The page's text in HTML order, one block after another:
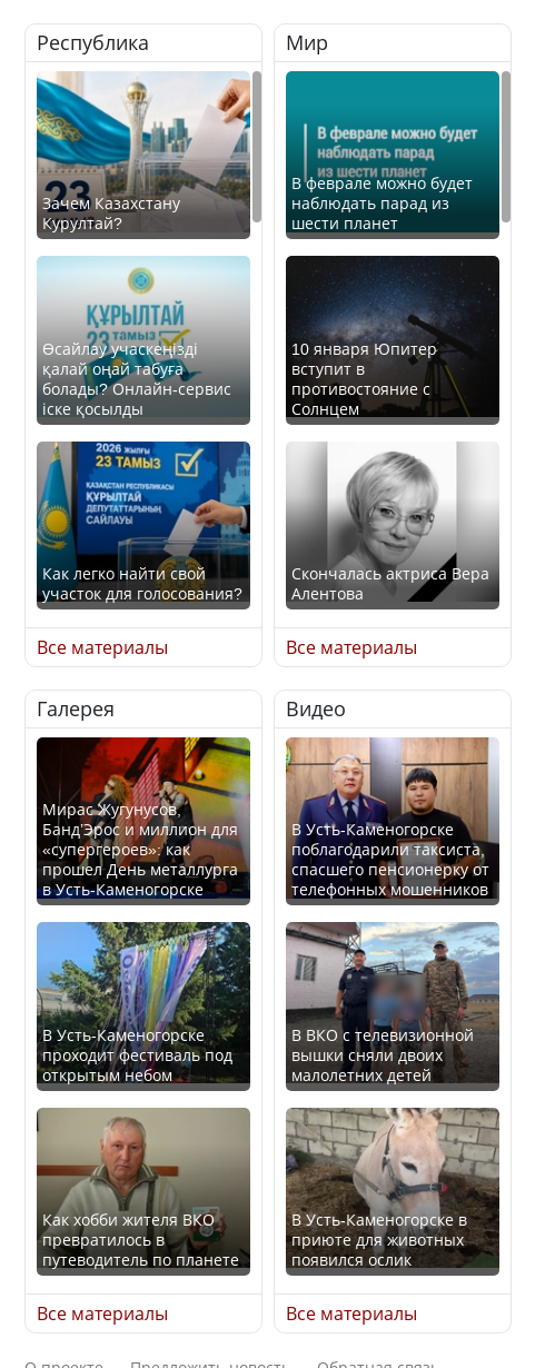
Республика
Зачем Казахстану
Курултай?
Өсайлау учаскеңізді
қалай оңай табуға
болады? Онлайн-сервис
іске қосылды
Как легко найти свой
участок для голосования?
Минтруда назвало
отрасли с самыми
высокими зарплатными
предложениями
Искусственный интеллект
официально включили в
школьную программу
Казахстана
В Казахстане стало
проще получить
направления на
медицинские
обследования
Қазақстан Орталық Азия
елдері арасында әл-ауқат
индексінде көш бастады
Все материалы
Мир
В феврале можно будет
наблюдать парад из
шести планет
10 января Юпитер
вступит в
противостояние с
Солнцем
Скончалась актриса Вера
Алентова
В РФ вынесен заочный
приговор по уголовному
делу об убийстве Игоря
Талькова
В России введены
дополнительные
ограничения для
казахстанских прав
Трамп официально
вступил в должность
президента США
Луну признали объектом
культурного наследия,
находящегося под
угрозой исчезновения
Все материалы
Галерея
Мирас Жугунусов,
Банд’Эрос и миллион для
«супергероев»: как
прошел День металлурга
в Усть-Каменогорске
В Усть-Каменогорске
проходит фестиваль под
открытым небом
Как хобби жителя ВКО
превратилось в
путеводитель по планете
Все материалы
Видео
В Усть-Каменогорске
поблагодарили таксиста,
спасшего пенсионерку от
телефонных мошенников
В ВКО с телевизионной
вышки сняли двоих
малолетних детей
В Усть-Каменогорске в
приюте для животных
появился ослик
Все материалы